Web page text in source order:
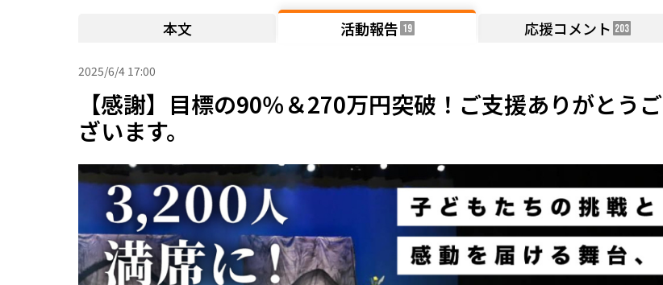
本文 活動報告 19 応援コメント 203
2025/6/4 17:00
【感謝】目標の90％＆270万円突破！ご支援ありがとうご
ざいます。